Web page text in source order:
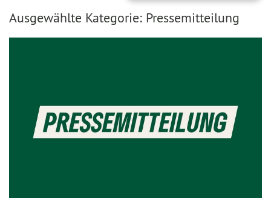
Ausgewählte Kategorie: Pressemitteilung